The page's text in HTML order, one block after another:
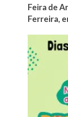
Feira de
Ferreira,